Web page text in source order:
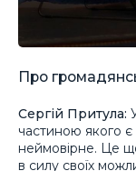
Про
Сергій Притула:
частиною якого
неймовірне. Це
в силу своїх